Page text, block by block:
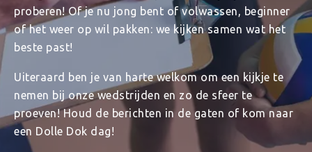
proberen! Of je nu jong bent of volwassen, beginner
of het weer op wil pakken: we kijken samen wat het
beste past!
Uiteraard ben je van harte welkom om een kijkje te
nemen bij onze wedstrijden en zo de sfeer te
proeven! Houd de berichten in de gaten of kom naar
een Dolle Dok dag!